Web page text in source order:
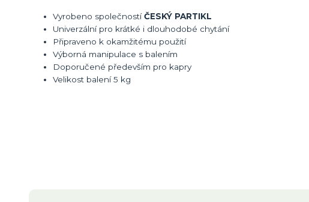
Vyrobeno společnostíČESKÝ PARTIKL
Univerzální pro krátké i dlouhodobé chytání
Připraveno k okamžitému použití
Výborná manipulace s balením
Doporučené především pro kapry
Velikost balení 5 kg